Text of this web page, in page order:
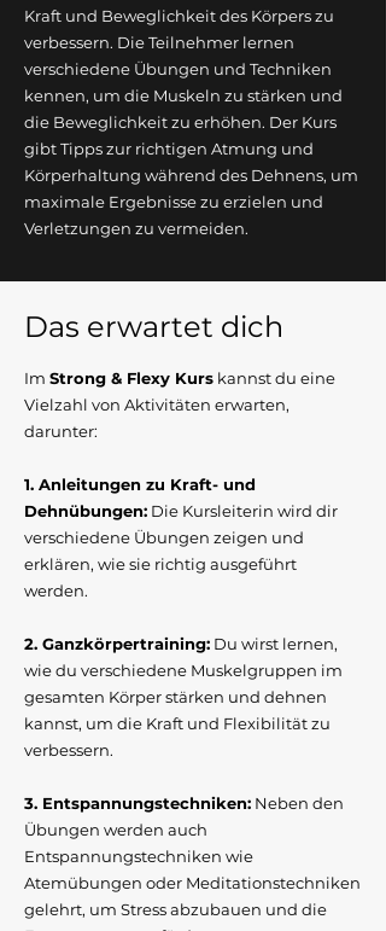
Kraft und Beweglichkeit des Körpers zu
verbessern. Die Teilnehmer lernen
verschiedene Übungen und Techniken
kennen, um die Muskeln zu stärken und
die Beweglichkeit zu erhöhen. Der Kurs
gibt Tipps zur richtigen Atmung und
Körperhaltung während des Dehnens, um
maximale Ergebnisse zu erzielen und
Verletzungen zu vermeiden.
Das erwartet dich
Im Strong & Flexy Kurs kannst du eine
Vielzahl von Aktivitäten erwarten,
darunter:
1. Anleitungen zu Kraft- und
Dehnübungen: Die Kursleiterin wird dir
verschiedene Übungen zeigen und
erklären, wie sie richtig ausgeführt
werden.
2. Ganzkörpertraining: Du wirst lernen,
wie du verschiedene Muskelgruppen im
gesamten Körper stärken und dehnen
kannst, um die Kraft und Flexibilität zu
verbessern.
3. Entspannungstechniken: Neben den
Übungen werden auch
Entspannungstechniken wie
Atemübungen oder Meditationstechniken
gelehrt, um Stress abzubauen und die